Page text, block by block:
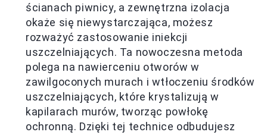
ścianach piwnicy, a zewnętrzna izolacja
okaże się niewystarczająca, możesz
rozważyć zastosowanie iniekcji
uszczelniających. Ta nowoczesna metoda
polega na nawierceniu otworów w
zawilgoconych murach i wtłoczeniu środków
uszczelniających, które krystalizują w
kapilarach murów, tworząc powłokę
ochronną. Dzięki tej technice odbudujesz